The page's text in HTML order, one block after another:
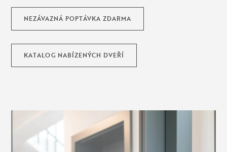
NEZÁVAZNÁ POPTÁVKA ZDARMA
KATALOG NABÍZENÝCH DVEŘÍ